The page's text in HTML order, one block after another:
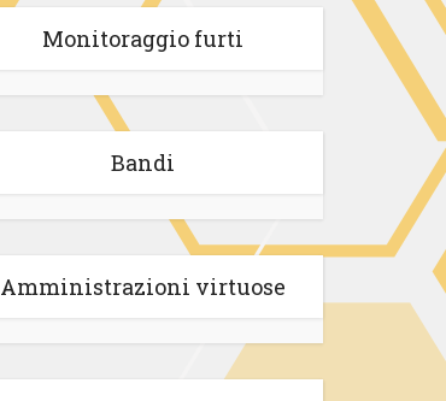
Monitoraggio furti
Bandi
Amministrazioni virtuose